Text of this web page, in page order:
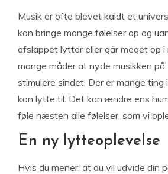
Musik er ofte blevet kaldt et
kan bringe mange følelser op og
afslappet lytter eller går meget op i
mange måder at nyde musikken
stimulere sindet. Der er mange ting
kan lytte til. Det kan ændre ens
føle næsten alle følelser, som vi
En ny lytteoplevelse
Hvis du mener, at du vil udvide din